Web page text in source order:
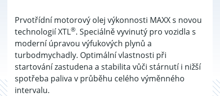
Prvotřídní motorový olej výkonnosti MAXX s novou
technologií XTL®. Speciálně vyvinutý pro vozidla s
moderní úpravou výfukových plynů a
turbodmychadly. Optimální vlastnosti při
startování zastudena a stabilita vůči stárnutí i nižší
spotřeba paliva v průběhu celého výměnného
intervalu.